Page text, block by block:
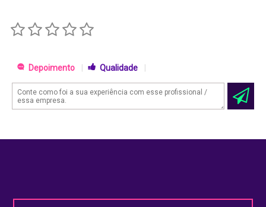
Depoimento | Qualidade |